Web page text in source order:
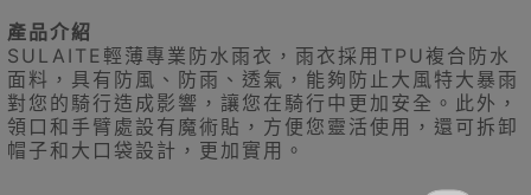
產品介紹
SULAITE輕薄專業防水雨衣，雨衣採用TPU複合防水
面料，具有防風、防雨、透氣，能夠防止大風特大暴雨
對您的騎行造成影響，讓您在騎行中更加安全。此外，
領口和手臂處設有魔術貼，方便您靈活使用，還可拆卸
帽子和大口袋設計，更加實用。